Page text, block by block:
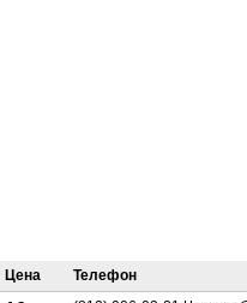
Цена
Телефон